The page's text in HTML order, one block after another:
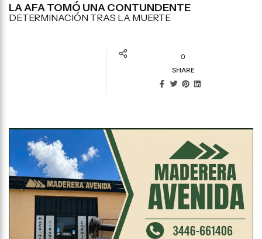
LA AFA TOMÓ UNA CONTUNDENTE
DETERMINACIÓN TRAS LA MUERTE
0
SHARE